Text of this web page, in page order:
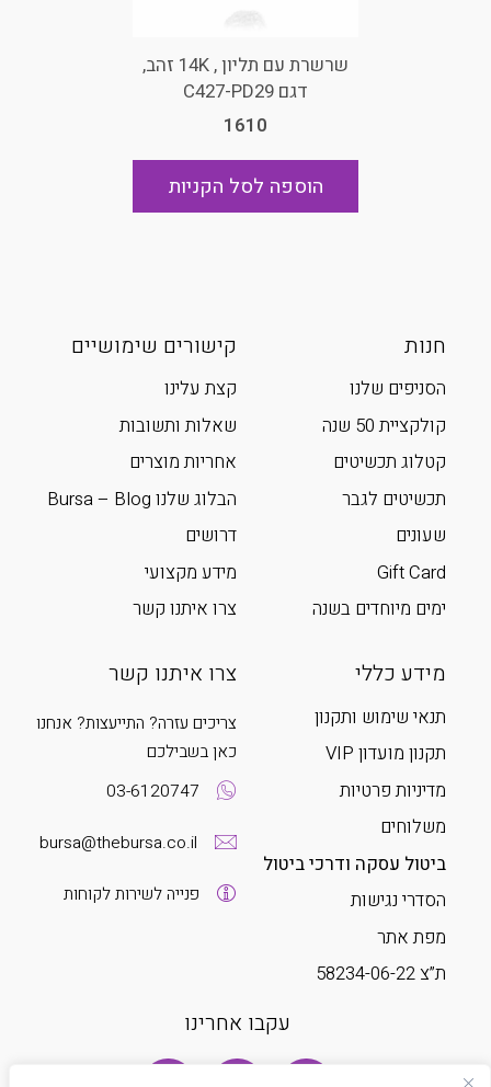
שרשרת עם תליון , 14K זהב,
דגם C427-PD29
1610
הוספה לסל הקניות
חנות
הסניפים שלנו
קולקציית 50 שנה
קטלוג תכשיטים
תכשיטים לגבר
שעונים
Gift Card
ימים מיוחדים בשנה
קישורים שימושיים
קצת עלינו
שאלות ותשובות
אחריות מוצרים
הבלוג שלנו Bursa – Blog
דרושים
מידע מקצועי
צרו איתנו קשר
מידע כללי
תנאי שימוש ותקנון
תקנון מועדון VIP
מדיניות פרטיות
משלוחים
ביטול עסקה ודרכי ביטול
הסדרי נגישות
מפת אתר
ת”צ 58234-06-22
צרו איתנו קשר
צריכים עזרה? התייעצות? אנחנו
כאן בשבילכם
03-6120747
bursa@thebursa.co.il
פנייה לשירות לקוחות
עקבו אחרינו